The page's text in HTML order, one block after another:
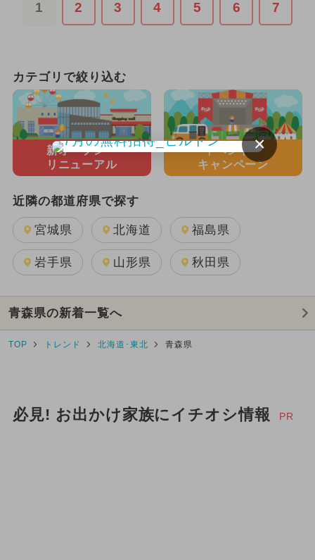
1 2 3 4 5 6 7
カテゴリで絞り込む
新オープン・
リニューアル
イベント・
キャンペーン
近隣の都道府県で探す
宮城県 北海道 福島県
岩手県 山形県 秋田県
青森県の新着一覧へ
TOP トレンド 北海道･東北 青森県
必見! お出かけ家族にイチオシ情報 PR
×